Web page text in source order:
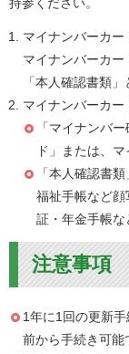
持参ください。
マイナンバーカ
マイナンバーカー
「本人確認書類」
マイナンバーカ
「マイナンバ
ド」または、
「本人確認書
福祉手帳など
証・年金手帳
注意事項
1年に1回の更新
前から手続き可能